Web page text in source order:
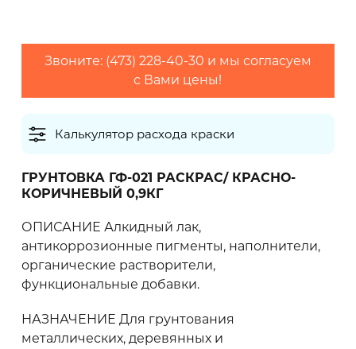
Максимальный расход (г/м2)
Количество слоев
финишные покрытия рекомендуется наносить
Звоните: (473) 228-40-30 и мы согласуем
с Вами цены!
Калькулятор расхода краски
ГРУНТОВКА ГФ-021 РАСКРАС/ КРАСНО-
КОРИЧНЕВЫЙ 0,9КГ
ОПИСАНИЕ Алкидный лак,
антикоррозионные пигменты, наполнители,
органические растворители,
функциональные добавки.
НАЗНАЧЕНИЕ Для грунтования
металлических, деревянных и